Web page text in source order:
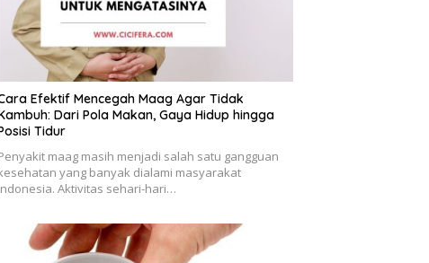
Efektif Mencegah Maag Agar Tidak
Dari Pola Makan, Gaya Hidup hingga
Tidur
maag masih menjadi salah satu gangguan
yang banyak dialami masyarakat
Aktivitas sehari-hari…